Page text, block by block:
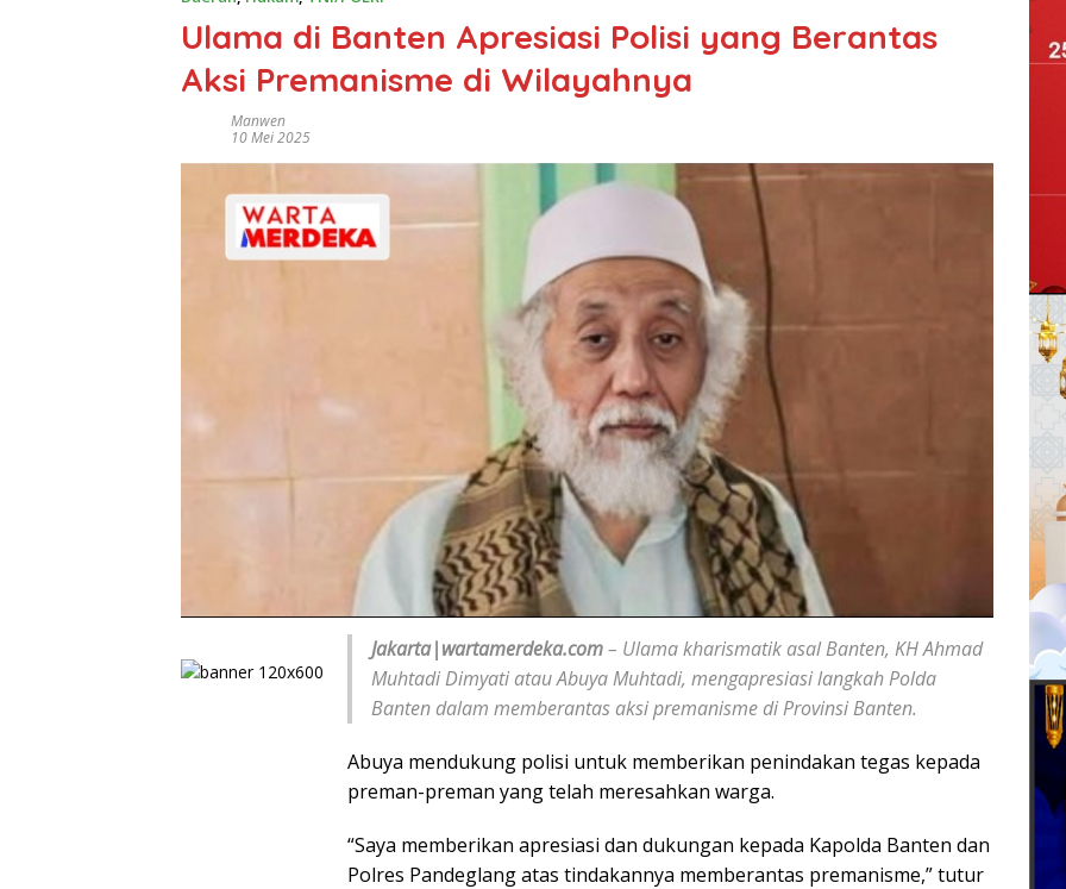
Ulama di Banten Apresiasi Polisi yang Berantas
Aksi Premanisme di Wilayahnya
Manwen
10 Mei 2025
Jakarta|wartamerdeka.com– Ulama kharismatik asal Banten, KH Ahmad
Muhtadi Dimyati atau Abuya Muhtadi, mengapresiasi langkah Polda
Banten dalam memberantas aksi premanisme di Provinsi Banten.
Abuya mendukung polisi untuk memberikan penindakan tegas kepada
preman-preman yang telah meresahkan warga.
“Saya memberikan apresiasi dan dukungan kepada Kapolda Banten dan
Polres Pandeglang atas tindakannya memberantas premanisme,” tutur